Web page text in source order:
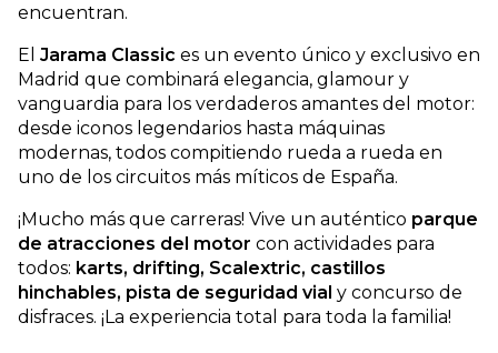
encuentran.
El Jarama Classic es un evento único y exclusivo en
Madrid que combinará elegancia, glamour y
vanguardia para los verdaderos amantes del motor:
desde iconos legendarios hasta máquinas
modernas, todos compitiendo rueda a rueda en
uno de los circuitos más míticos de España.
¡Mucho más que carreras! Vive un auténtico parque
de atracciones del motor con actividades para
todos: karts, drifting, Scalextric, castillos
hinchables, pista de seguridad vial y concurso de
disfraces. ¡La experiencia total para toda la familia!